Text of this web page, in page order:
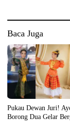
Baca Juga
Pukau Dewan Juri!
Borong Dua Gelar